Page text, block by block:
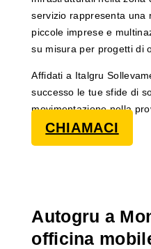
servizio rappresenta una
piccole imprese e
su misura per progetti di
Affidati a Italgru
successo le tue sfide di
movimentazione nella
CHIAMACI
Autogru a
officina